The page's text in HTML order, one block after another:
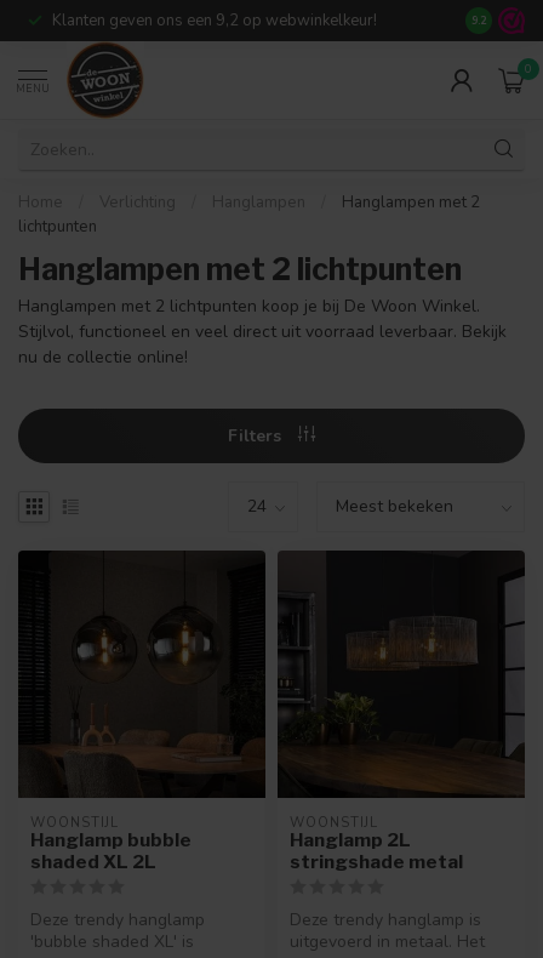
Klanten geven ons een 9,2 op webwinkelkeur! Meer dan
9.2
MENU
0
Home Verlichting Hanglampen
Hanglampen met 2
lichtpunten
Hanglampen met 2 lichtpunten
Hanglampen met 2 lichtpunten koop je bij De Woon Winkel.
Stijlvol, functioneel en veel direct uit voorraad leverbaar. Bekijk
nu de collectie online!
Filters
WOONSTIJL
Hanglamp bubble
shaded XL 2L
Deze trendy hanglamp
'bubble shaded XL' is
WOONSTIJL
Hanglamp 2L
stringshade metal
Deze trendy hanglamp is
uitgevoerd in metaal. Het